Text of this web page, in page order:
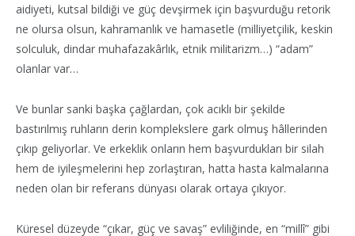
aidiyeti, kutsal bildiği ve güç devşirmek için başvurduğu retorik
ne olursa olsun, kahramanlık ve hamasetle (milliyetçilik, keskin
solculuk, dindar muhafazakârlık, etnik militarizm…) “adam”
olanlar var…
Ve bunlar sanki başka çağlardan, çok acıklı bir şekilde
bastırılmış ruhların derin komplekslere gark olmuş hâllerinden
çıkıp geliyorlar. Ve erkeklik onların hem başvurdukları bir silah
hem de iyileşmelerini hep zorlaştıran, hatta hasta kalmalarına
neden olan bir referans dünyası olarak ortaya çıkıyor.
Küresel düzeyde “çıkar, güç ve savaş” evliliğinde, en “millî” gibi